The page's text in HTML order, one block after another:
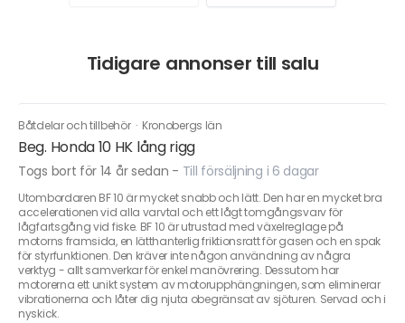
Tidigare annonser till salu
Båtdelar och tillbehör · Kronobergs län
Beg. Honda 10 HK lång rigg
Togs bort för 14 år sedan - Till försäljning i 6 dagar
Utombordaren BF 10 är mycket snabb och lätt. Den har en mycket bra
accelerationen vid alla varvtal och ett lågt tomgångsvarv för
lågfartsgång vid fiske. BF 10 är utrustad med växelreglage på
motorns framsida, en lätthanterlig friktionsratt för gasen och en spak
för styrfunktionen. Den kräver inte någon användning av några
verktyg - allt samverkar för enkel manövrering. Dessutom har
motorerna ett unikt system av motorupphängningen, som eliminerar
vibrationerna och låter dig njuta obegränsat av sjöturen. Servad och i
nyskick.